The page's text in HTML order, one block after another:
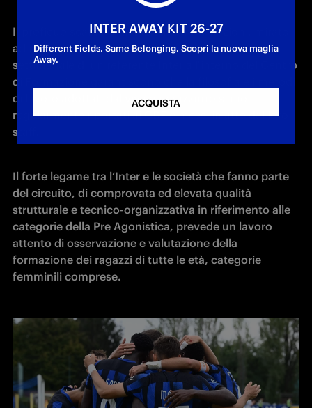
Il proficuo scambio di nozioni e informazioni, mirato
ad un aggiornamento continuo, e la presenza
settimanale di un referente Inter all'interno del Centro
di Formazione garantiscono che la filosofia e i metodi
di lavoro adottati dal vivaio nerazzurro siano
regolarmente riportati ai CDF e messi in atto dal loro
staff.
Il forte legame tra l’Inter e le società che fanno parte
del circuito, di comprovata ed elevata qualità
strutturale e tecnico-organizzativa in riferimento alle
categorie della Pre Agonistica, prevede un lavoro
attento di osservazione e valutazione della
formazione dei ragazzi di tutte le età, categorie
femminili comprese.
INTER AWAY KIT 26-27
Different Fields. Same Belonging. Scopri la nuova maglia
Away.
ACQUISTA